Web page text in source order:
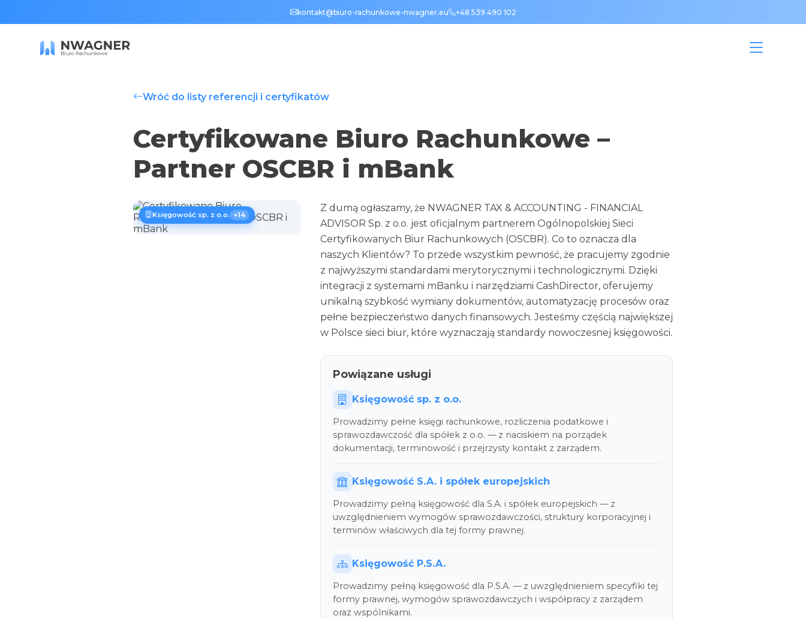
kontakt@biuro-rachunkowe-nwagner.eu +48 539 490 102
Wróć do listy referencji i certyfikatów
Certyfikowane Biuro Rachunkowe –
Partner OSCBR i mBank
Księgowość sp. z o.o. +14
Z dumą ogłaszamy, że NWAGNER TAX & ACCOUNTING - FINANCIAL
ADVISOR Sp. z o.o. jest oficjalnym partnerem Ogólnopolskiej Sieci
Certyfikowanych Biur Rachunkowych (OSCBR). Co to oznacza dla
naszych Klientów? To przede wszystkim pewność, że pracujemy zgodnie
z najwyższymi standardami merytorycznymi i technologicznymi. Dzięki
integracji z systemami mBanku i narzędziami CashDirector, oferujemy
unikalną szybkość wymiany dokumentów, automatyzację procesów oraz
pełne bezpieczeństwo danych finansowych. Jesteśmy częścią największej
w Polsce sieci biur, które wyznaczają standardy nowoczesnej księgowości.
Powiązane usługi
Księgowość sp. z o.o.
Prowadzimy pełne księgi rachunkowe, rozliczenia podatkowe i
sprawozdawczość dla spółek z o.o. — z naciskiem na porządek
dokumentacji, terminowość i przejrzysty kontakt z zarządem.
Księgowość S.A. i spółek europejskich
Prowadzimy pełną księgowość dla S.A. i spółek europejskich — z
uwzględnieniem wymogów sprawozdawczości, struktury korporacyjnej i
terminów właściwych dla tej formy prawnej.
Księgowość P.S.A.
Prowadzimy pełną księgowość dla P.S.A. — z uwzględnieniem specyfiki tej
formy prawnej, wymogów sprawozdawczych i współpracy z zarządem
oraz wspólnikami.